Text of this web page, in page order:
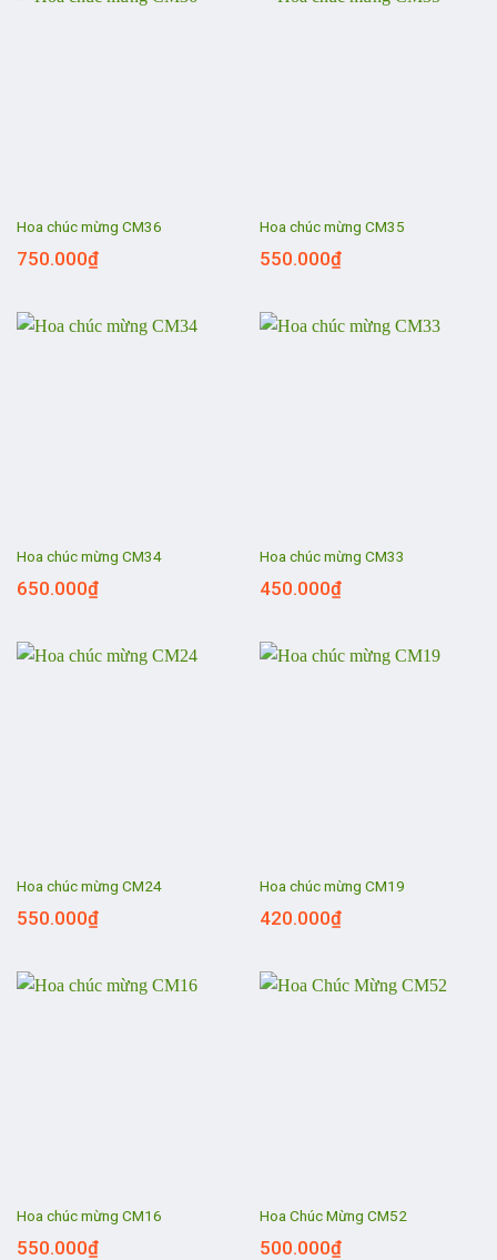
Hoa chúc mừng CM36
750.000₫
Hoa chúc mừng CM35
550.000₫
Hoa chúc mừng CM34
650.000₫
Hoa chúc mừng CM33
450.000₫
Hoa chúc mừng CM24
550.000₫
Hoa chúc mừng CM19
420.000₫
Hoa chúc mừng CM16
550.000₫
Hoa Chúc Mừng CM52
500.000₫